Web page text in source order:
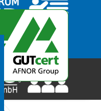
gGmbH